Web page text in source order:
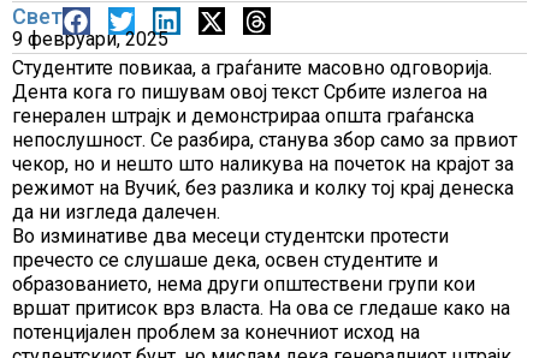
Свет
9 февруари, 2025
Студентите повикаа, а граѓаните масовно одговорија.
Дента кога го пишувам овој текст Србите излегоа на
генерален штрајк и демонстрираа општа граѓанска
непослушност. Се разбира, станува збор само за првиот
чекор, но и нешто што наликува на почеток на крајот за
режимот на Вучиќ, без разлика и колку тој крај денеска
да ни изгледа далечен.
Во изминативе два месеци студентски протести
пречесто се слушаше дека, освен студентите и
образованието, нема други општествени групи кои
вршат притисок врз власта. На ова се гледаше како на
потенцијален проблем за конечниот исход на